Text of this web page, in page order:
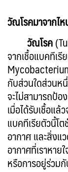
วัณโรคมาจากไห
วัณโรค
จากเชื้อแบคทีเ
กับส่วนใดส่วนห
จะไม่สามารถป้
เมื่อได้รับเชื้อแล้
แบคทีเรียตัวนี้โ
อากาศ และสิ่งแ
อากาศที่เราหาย
หรือการอยู่ร่วม